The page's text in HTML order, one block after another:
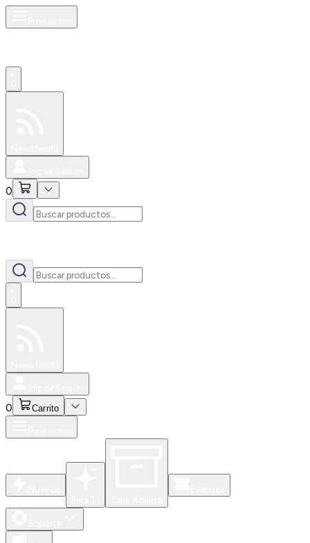
0
0 Carrito